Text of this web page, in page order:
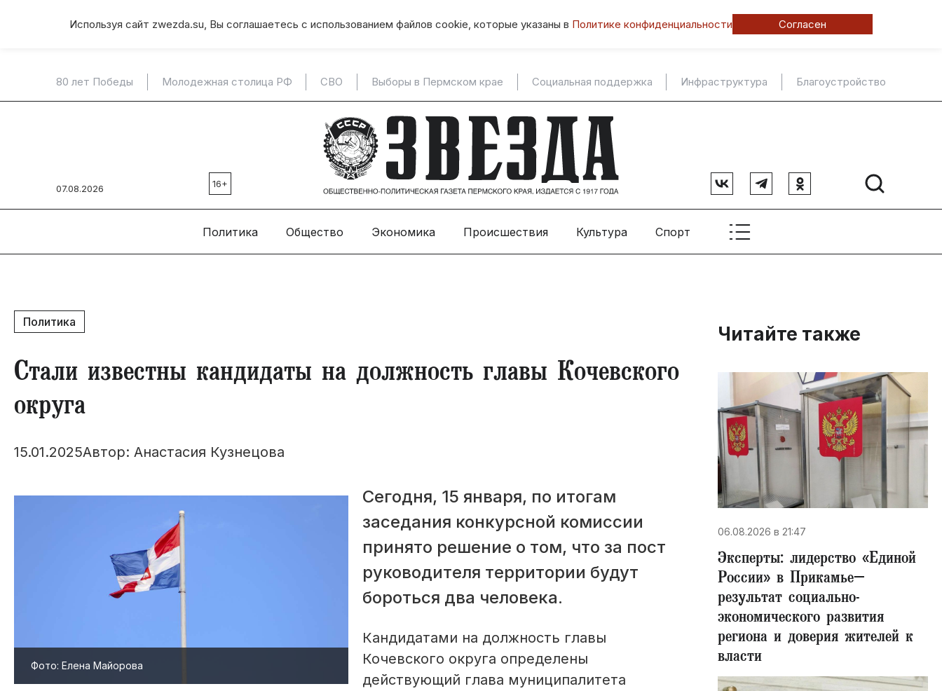
Используя сайт zwezda.su, Вы соглашаетесь с использованием файлов cookie, которые указаны в Политике конфиденциальности Согласен
80 лет Победы Молодежная столица РФ СВО Выборы в Пермском крае Социальная поддержка Инфраструктура Благоустройство
07.08.2026 16+
Политика Общество Экономика Происшествия Культура Спорт
Политика
​Стали известны кандидаты на должность главы Кочевского
округа
15.01.2025Автор: Анастасия Кузнецова
Фото: Елена Майорова
Сегодня, 15 января, по итогам
заседания конкурсной комиссии
принято решение о том, что за пост
руководителя территории будут
бороться два человека.
Кандидатами на должность главы
Кочевского округа определены
действующий глава муниципалитета
Читайте также
06.08.2026 в 21:47
Эксперты: лидерство «Единой
России» в Прикамье–
результат социально-
экономического развития
региона и доверия жителей к
власти